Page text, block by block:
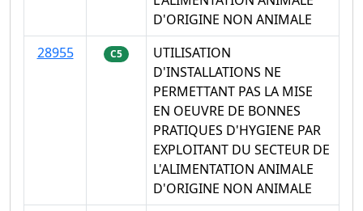
D'ORIGINE NON ANIMALE
28955
C5
UTILISATION
D'INSTALLATIONS NE
PERMETTANT PAS LA MISE
EN OEUVRE DE BONNES
PRATIQUES D'HYGIENE PAR
EXPLOITANT DU SECTEUR DE
L'ALIMENTATION ANIMALE
D'ORIGINE NON ANIMALE